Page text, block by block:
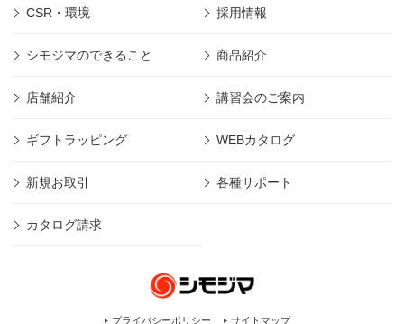
CSR・環境 採用情報
シモジマのできること 商品紹介
店舗紹介 講習会のご案内
ギフトラッピング WEBカタログ
新規お取引 各種サポート
カタログ請求
プライバシーポリシー サイトマップ